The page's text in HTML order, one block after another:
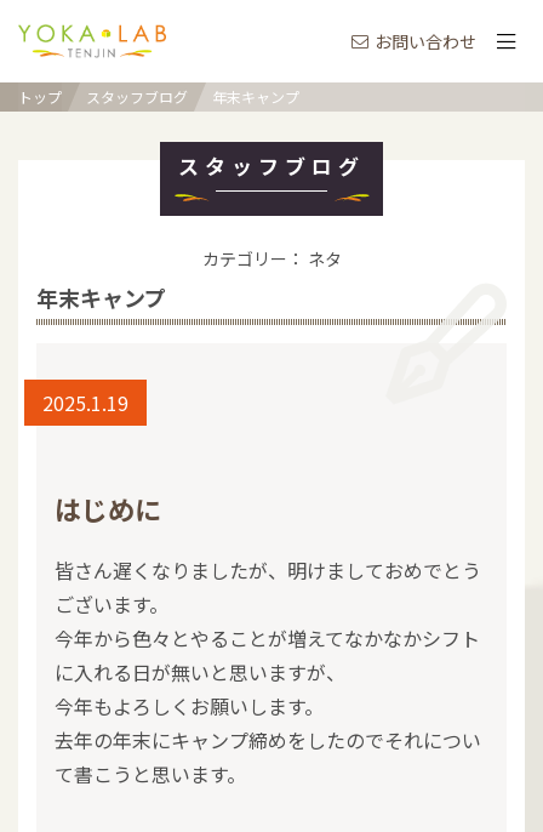
お問い合わせ
トップ スタッフブログ 年末キャンプ
スタッフブログ
カテゴリー： ネタ
年末キャンプ
2025.1.19
はじめに
皆さん遅くなりましたが、明けましておめでとう
ございます。
今年から色々とやることが増えてなかなかシフト
に入れる日が無いと思いますが、
今年もよろしくお願いします。
去年の年末にキャンプ締めをしたのでそれについ
て書こうと思います。